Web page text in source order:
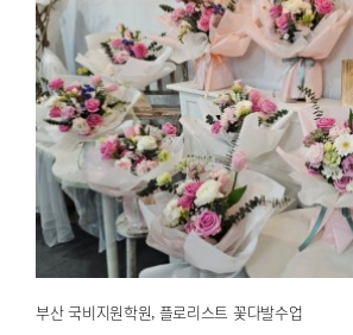
2025.02.21해운대한국문화센터
부산 국비지원학원, 플로리스트 꽃다발수업